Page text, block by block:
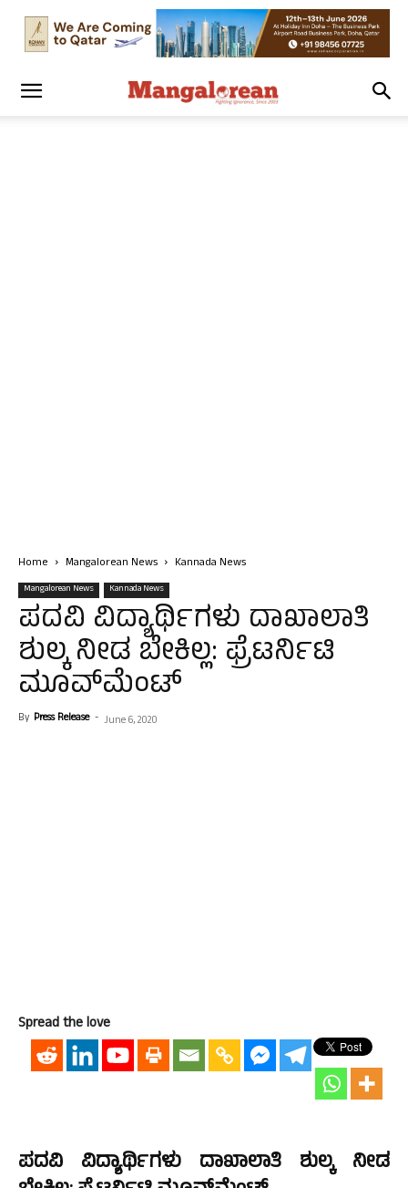
Home Mangalorean News Kannada News
Mangalorean News Kannada News
ಪದವಿ ವಿದ್ಯಾರ್ಥಿಗಳು ದಾಖಾಲಾತಿ
ಶುಲ್ಕ ನೀಡ ಬೇಕಿಲ್ಲ: ಫ್ರೆಟರ್ನಿಟಿ
ಮೂವ್‍ಮೆಂಟ್
By Press Release - June 6, 2020
Spread the love
ಪದವಿ ವಿದ್ಯಾರ್ಥಿಗಳು ದಾಖಾಲಾತಿ ಶುಲ್ಕ ನೀಡ